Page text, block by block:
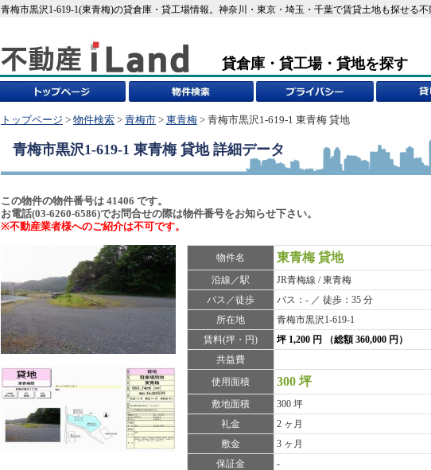
青梅市黒沢1-619-1(東青梅)の貸倉庫・貸工場情報。神奈川・東京・埼玉・千葉で賃貸土地も探せる
貸倉庫・貸工場・貸地を探す
トップページ > 物件検索 > 青梅市 > 東青梅 > 青梅市黒沢1-619-1 東青梅 貸地
青梅市黒沢1-619-1 東青梅 貸地詳細データ
この物件の物件番号は 41406 です。
お電話(03-6260-6586)でお問合せの際は物件番号をお知らせ下さい。
※不動産業者様へのご紹介は不可です。
物件名 東青梅 貸地
沿線／駅
JR青梅線 / 東青梅
バス／徒歩
バス：- ／ 徒歩：35 分
所在地
青梅市黒沢1-619-1
賃料(坪・円)
坪 1,200 円 （総額 360,000 円）
共益費
使用面積
300 坪
敷地面積
300 坪
礼金
2 ヶ月
敷金
3 ヶ月
保証金
-